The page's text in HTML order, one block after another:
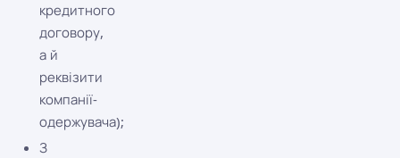
кредитного
договору,
а й
реквізити
компанії-
одержувача);
З